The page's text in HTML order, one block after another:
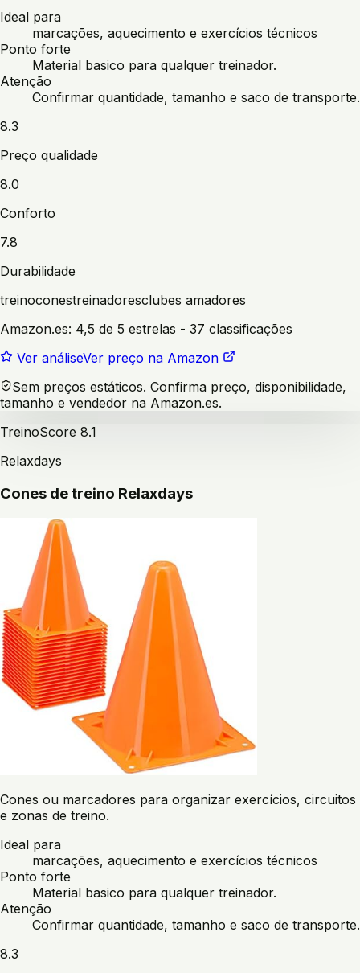
Ideal para
marcações, aquecimento e exercícios técnicos
Ponto forte
Material basico para qualquer treinador.
Atenção
Confirmar quantidade, tamanho e saco de transporte.
8.3
Preço qualidade
8.0
Conforto
7.8
Durabilidade
treinoconestreinadoresclubes amadores
Amazon.es: 4,5 de 5 estrelas - 37 classificações
Ver análiseVer preço na Amazon
Sem preços estáticos. Confirma preço, disponibilidade,
tamanho e vendedor na Amazon.es.
TreinoScore 8.1
Relaxdays
Cones de treino Relaxdays
Cones ou marcadores para organizar exercícios, circuitos
e zonas de treino.
Ideal para
marcações, aquecimento e exercícios técnicos
Ponto forte
Material basico para qualquer treinador.
Atenção
Confirmar quantidade, tamanho e saco de transporte.
8.3